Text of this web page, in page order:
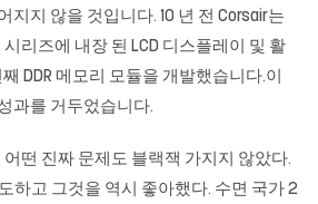
지지 않을 것입니다. 10 년 전 Corsair는
시리즈에 내장 된 LCD 디스플레이 및 활
DDR 메모리 모듈을 개발했습니다.이
과를 거두었습니다.
떤 진짜 문제도 블랙잭 가지지 않았다.
하고 그것을 역시 좋아했다. 수면 국가 2